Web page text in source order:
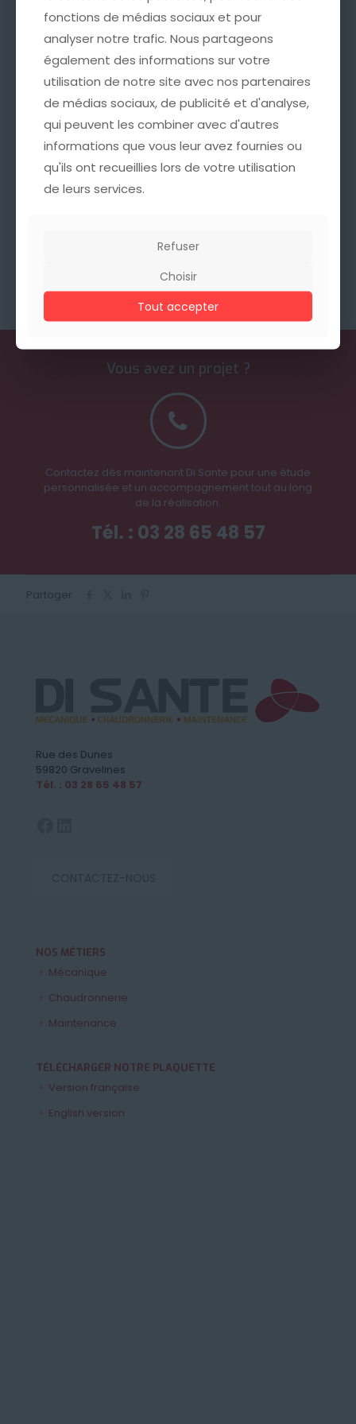
Vous avez un projet ?
Contactez dès maintenant Di Sante pour une étude
personnalisée et un accompagnement tout au long
de la réalisation.
Tél. : 03 28 65 48 57
Partager
Rue des Dunes
59820 Gravelines
Tél. : 03 28 65 48 57
NOS MÉTIERS
Mécanique
Chaudronnerie
Maintenance
TÉLÉCHARGER NOTRE PLAQUETTE
Version française
English version
fonctions de médias sociaux et pour
analyser notre trafic. Nous partageons
également des informations sur votre
utilisation de notre site avec nos partenaires
de médias sociaux, de publicité et d'analyse,
qui peuvent les combiner avec d'autres
informations que vous leur avez fournies ou
qu'ils ont recueillies lors de votre utilisation
de leurs services.
Refuser
Choisir
Tout accepter
fonctions de médias sociaux et pour
analyser notre trafic. Nous partageons
également des informations sur votre
utilisation de notre site avec nos partenaires
de médias sociaux, de publicité et d'analyse,
qui peuvent les combiner avec d'autres
informations que vous leur avez fournies ou
qu'ils ont recueillies lors de votre utilisation
de leurs services.
Refuser
Choisir
Tout accepter